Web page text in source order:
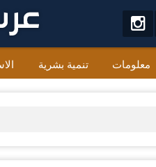
معلومات تنمية بشرية